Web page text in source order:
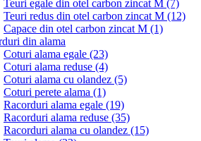
Teuri egale din otel carbon zincat M (7)
Teuri redus din otel carbon zincat M (12)
Capace din otel carbon zincat M (1)
din alama
Coturi alama egale (23)
Coturi alama reduse (4)
Coturi alama cu olandez (5)
Coturi perete alama (1)
Racorduri alama egale (19)
Racorduri alama reduse (35)
Racorduri alama cu olandez (15)